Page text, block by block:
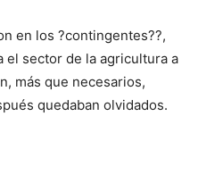
en los ?contingentes??,
el sector de la agricultura a
más que necesarios,
quedaban olvidados.